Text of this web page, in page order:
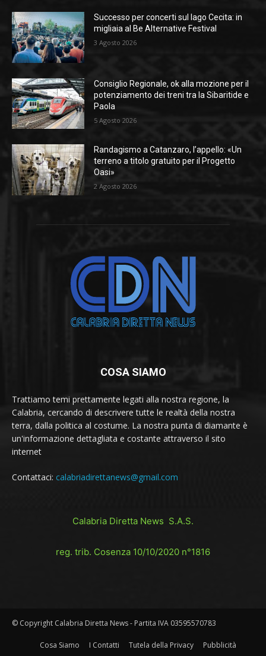
Successo per concerti sul lago Cecita: in
migliaia al Be Alternative Festival
3 Agosto 2026
Consiglio Regionale, ok alla mozione per il
potenziamento dei treni tra la Sibaritide e
Paola
5 Agosto 2026
Randagismo a Catanzaro, l’appello: «Un
terreno a titolo gratuito per il Progetto
Oasi»
2 Agosto 2026
COSA SIAMO
Trattiamo temi prettamente legati alla nostra regione, la
Calabria, cercando di descrivere tutte le realtà della nostra
terra, dalla politica al costume. La nostra punta di diamante è
un'informazione dettagliata e costante attraverso il sito
internet
Contattaci: calabriadirettanews@gmail.com
Calabria Diretta News S.A.S.
reg. trib. Cosenza 10/10/2020 n°1816
© Copyright Calabria Diretta News - Partita IVA 03595570783
Cosa Siamo I Contatti Tutela della Privacy Pubblicità